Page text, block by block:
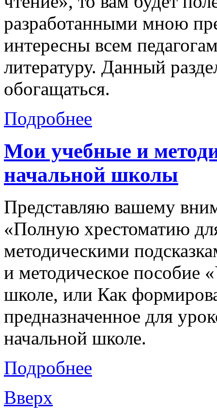
разработанными мною
интересны всем
литературу. Данный
обогащаться.
Подробнее
Мои учебные и
начальной школы
Представляю вашему
«Полную хрестоматию
методическими
и методическое пособие
школе, или Как
предназначенное для
начальной школе.
Подробнее
Вверх